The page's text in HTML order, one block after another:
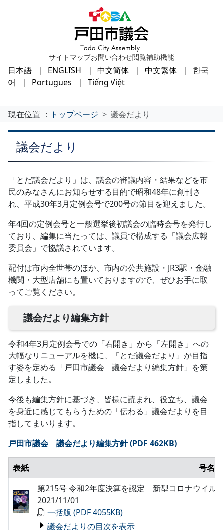
サイトマップお問い合わせ閲覧補助機能
日本語 ENGLISH 中文简体 中文繁体
한국
어
Portugues Tiếng Việt
現在位置 ： トップページ 議会だより
議会だより
「とだ議会だより」は、議会の審議内容・結果などを市
民のみなさんにお知らせする目的で昭和48年に創刊さ
れ、平成30年3月定例会号で200号の節目を迎えました。
年4回の定例会号と一般選挙後初議会の臨時会号を発行し
ており、編集に当たっては、議員で構成する「議会広報
委員会」で協議されています。
配付は市内全世帯のほか、市内の公共施設・JR3駅・金融
機関・大型店舗にも置いておりますので、ぜひお手に取
ってご覧ください。
議会だより編集方針
令和4年3月定例会号での「右開き」から「左開き」への
大幅なリニューアルを機に、「とだ議会だより」が目指
す姿を定める「戸田市議会 議会だより編集方針」を策
定しました。
今後も編集方針に基づき、皆様に読まれ、役立ち、議会
を身近に感じてもらうための「伝わる」議会だよりを目
指してまいります。
戸田市議会 議会だより編集方針 (PDF 462KB)
表紙
号名
第215号 令和2年度決算を認定 新型コロナウイル
2021/11/01
一括版 (PDF 4055KB)
議会だよりの目次を表示